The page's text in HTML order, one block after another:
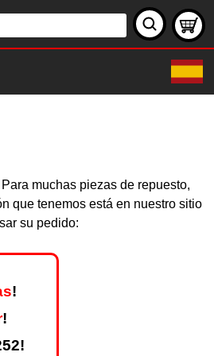
muchas piezas de repuesto,
que tenemos está en nuestro sitio
su pedido:
!
!